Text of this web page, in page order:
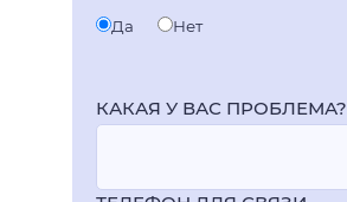
Да Нет
КАКАЯ У ВАС ПРОБЛЕМА?